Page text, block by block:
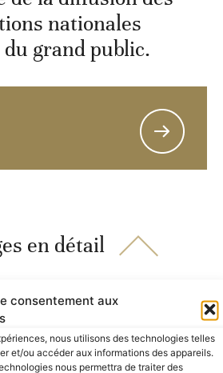
consentement aux
nous utilisons des technologies telles
et/ou accéder aux informations des appareils.
nous permettra de traiter des
nationales
grand public.
en détail
nos entreprises amies
précieux privilège
chefs-d’œuvre et de